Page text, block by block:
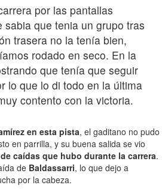
por las pantallas
sabia que tenia un grupo tras
trasera no la tenía bien,
rodado en seco. En la
que tenía que seguir
lo que lo di todo en la última
contento con la victoria.
en esta pista, el gaditano no pudo
en parrilla, y su buena salida se vio
caídas que hubo durante la carrera.
de Baldassarri, lo que dejo a
por la cabeza.